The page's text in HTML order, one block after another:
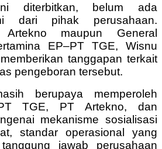
diterbitkan, belum ada
dari pihak perusahaan.
maupun General
EP–PT TGE, Wisnu
tanggapan terkait
pengeboran tersebut.
berupaya memperoleh
TGE, PT Artekno, dan
mekanisme sosialisasi
standar operasional yang
jawab perusahaan